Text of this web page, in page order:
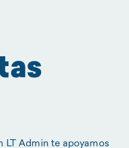
LT Admin te apoyamos